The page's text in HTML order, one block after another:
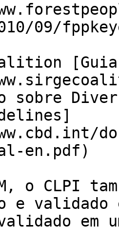
09/
[Guia
sobre
en.pdf)
o CLPI
e validado
em